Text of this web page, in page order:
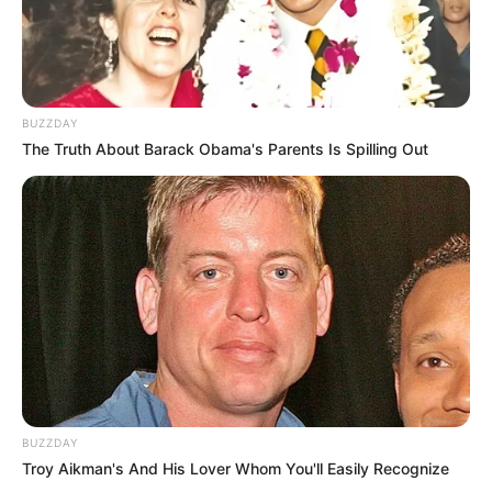
a eliminação dos dados pessoais tratados com o
consentimento o seu consentimento, exceto nas
hipóteses previstas na LGPD;
a informação, se houver, das entidades públicas e
privadas com as quais o
uso compartilhado de dados;
a informação sobre a possibilidade de não fornecer o
seu consentimento e sobre as consequências desta
negativa, além daquelas já mencionadas nesta Política;
Para maiores informações, vide lei nº13.709/18 , art. 18.
Além disso...
Você poderá, a qualquer, momento alterar a aceitação
ou não dos Cookies na configuração de seu navegador,
observando que ao desativar os Cookies de navegação,
algumas das funcionalidades do
Revista Artesanato
poderão ser prejudicadas e a sua experiência ser
comprometida; e
BUZZDAY
The Truth About Barack Obama's Parents Is Spilling Out
BUZZDAY
Troy Aikman's And His Lover Whom You'll Easily Recognize